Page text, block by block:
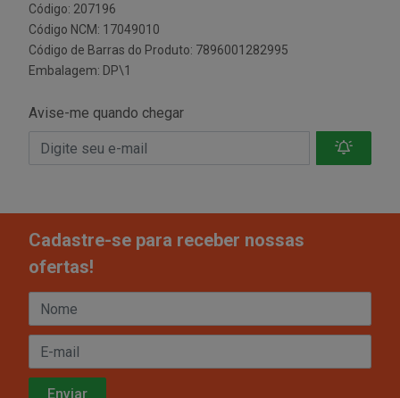
Código: 207196
Código NCM: 17049010
Código de Barras do Produto: 7896001282995
Embalagem: DP\1
Avise-me quando chegar
Cadastre-se para receber nossas
ofertas!